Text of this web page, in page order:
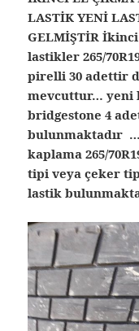
LASTİK YENİ
GELMİŞTİRİkinci
lastikler 265/
pirelli 30 adettir
mevcuttur… yeni
bridgestone 4
bulunmaktadır …
kaplama 265/
tipi veya çeker
lastik